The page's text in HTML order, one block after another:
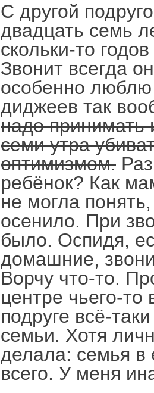
С другой
двадцать семь
скольки-то
Звонит всегда
особенно люблю
диджеев так
надо принимать
семи утра
оптимизмом.
ребёнок? Как
не могла
осенило. При
было. Оспидя,
домашние,
Ворчу что-то.
центре чьего-
подруге всё-
семьи. Хотя
делала: семья
всего. У меня